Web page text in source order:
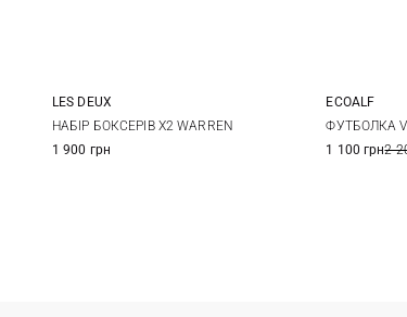
M L XL
LES DEUX
НАБІР БОКСЕРІВ X2 WARREN
1 900 грн
M
ECOALF
ФУТБОЛКА
1 100 грн2